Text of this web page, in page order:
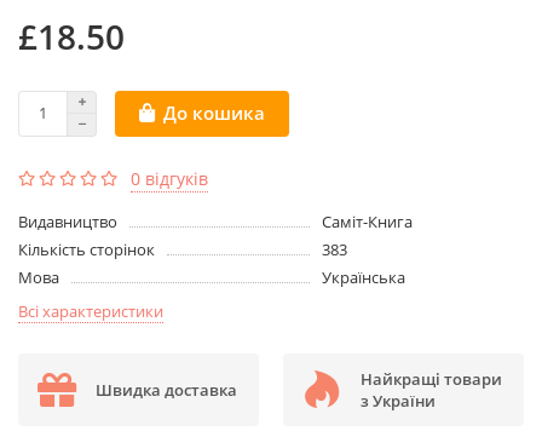
£18.50
До кошика
0 відгуків
Видавництво
Саміт-Книга
Кількість сторінок
383
Мова
Українська
Всі характеристики
Швидка доставка
Найкращі товари
з України